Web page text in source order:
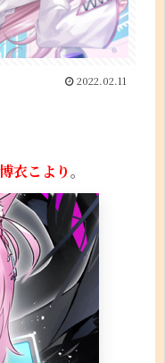
2022.02.11
博衣こより。